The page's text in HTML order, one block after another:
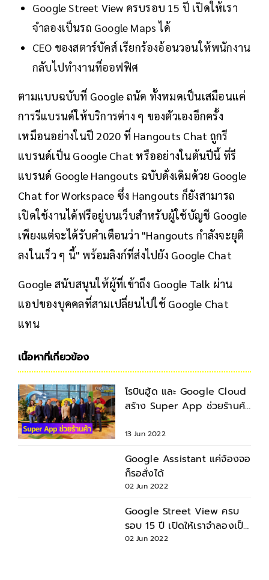
Google Street View ครบรอบ 15 ปี เปิดให้เรา
จำลองเป็นรถ Google Maps ได้
CEO ของสตาร์บัคส์ เรียกร้องอ้อนวอนให้พนักงาน
กลับไปทำงานที่ออฟฟิศ
ตามแบบฉบับที่ Google ถนัด ทั้งหมดเป็นเสมือนแค่
การรีแบรนด์ให้บริการต่าง ๆ ของตัวเองอีกครั้ง
เหมือนอย่างในปี 2020 ที่ Hangouts Chat ถูกรี
แบรนด์เป็น Google Chat หรืออย่างในต้นปีนี้ ที่รี
แบรนด์ Google Hangouts ฉบับดั่งเดิมด้วย Google
Chat for Workspace ซึ่ง Hangouts ก็ยังสามารถ
เปิดใช้งานได้ฟรีอยู่บนเว็บสำหรับผู้ใช้บัญชี Google
เพียงแต่จะได้รับคำเตือนว่า "Hangouts กำลังจะยุติ
ลงในเร็ว ๆ นี้" พร้อมลิงก์ที่ส่งไปยัง Google Chat
Google สนับสนุนให้ผู้ที่เข้าถึง Google Talk ผ่าน
แอปของบุคคลที่สามเปลี่ยนไปใช้ Google Chat
แทน
เนื้อหาที่เกี่ยวข้อง
โรบินฮู้ด และ Google Cloud
สร้าง Super App ช่วยร้านค้า
13 Jun 2022
Google Assistant แค่จ้องจอ
ก็รอสั่งได้
02 Jun 2022
Google Street View ครบ
รอบ 15 ปี เปิดให้เราจำลองเป็น
รถ Google Maps ได้
02 Jun 2022